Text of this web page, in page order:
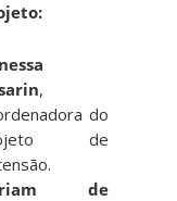
,
do
de
de